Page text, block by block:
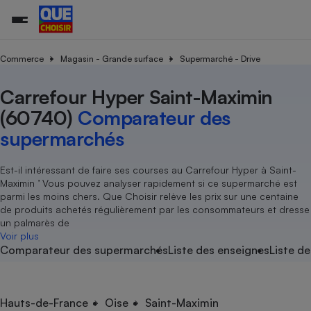
Commerce Magasin - Grande surface Supermarché - Drive
Carrefour Hyper Saint-Maximin
(60740) Comparateur des
supermarchés
Est-il intéressant de faire ses courses au Carrefour Hyper à Saint-
Maximin ’ Vous pouvez analyser rapidement si ce supermarché est
parmi les moins chers. Que Choisir relève les prix sur une centaine
de produits achetés régulièrement par les consommateurs et dresse
un palmarès de
Voir plus
Comparateur des supermarchésListe des enseignesListe
Hauts-de-France Oise Saint-Maximin
Additifs
Agriculture
Produit alimentaire
Achat - Vente - Location
Carburant
Magasin - Grande surface
Marketing - Fidélisation
Organismes de défense
Système judiciaire
Air
Eau
Achat - Vente - Travaux
Location
Sport
Vacances - Tourisme
électrique
Démarche administrative
Senior
Service marchand
Train
Transport aérien
Toutes les actualités
Enquêtes
Guides d'achat
Conseils
Brèves
Tous les services
Soumettre un litige
Lettres types
Rencontrer une association locale
Tous nos combats
Nos actions
Nos grandes victoires
Les billets de la présidente
Nos associations locales
Nous rejoindre
En savoir plus sur Que Choisir Ensemble
?
L’association
Nos missions
Notre méthodologie
Notre financement
Nos partenaires
Nous rejoindre